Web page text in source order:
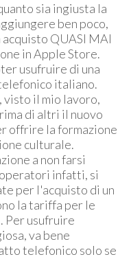
sia ingiusta la
ben poco,
acquisto QUASI MAI
in Apple Store.
usufruire di una
italiano.
visto il mio lavoro,
di altri il nuovo
offrire la formazione
culturale.
a non farsi
infatti, si
per l'acquisto di un
la tariffa per le
Per usufruire
va bene
telefonico solo se